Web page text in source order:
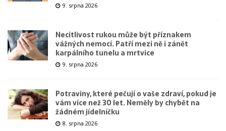
9. srpna 2026
Necitlivost rukou může být příznakem
vážných nemocí. Patří mezi ně i zánět
karpálního tunelu a mrtvice
9. srpna 2026
Potraviny, které pečují o vaše zdraví, pokud je
vám více než 30 let. Neměly by chybět na
žádném jídelníčku
8. srpna 2026